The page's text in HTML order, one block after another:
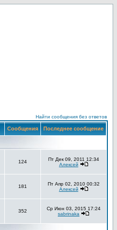
Найти сообщения без ответов
Сообщения Последнее сообщение
124
Пт Дек 09, 2011 12:34
Алексей
181
Пт Апр 02, 2010 00:32
Алексей
352
Ср Июн 03, 2015 17:24
sabrinaka